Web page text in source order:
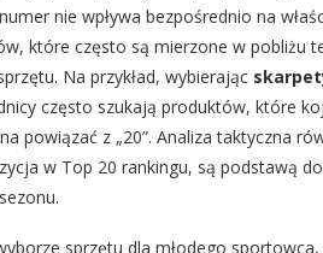
nie wpływa bezpośrednio na
które często są mierzone w pobliżu
Na przykład, wybierając
często szukają produktów, które
powiązać z „20”. Analiza taktyczna
w Top 20 rankingu, są podstawą
sprzętu dla młodego